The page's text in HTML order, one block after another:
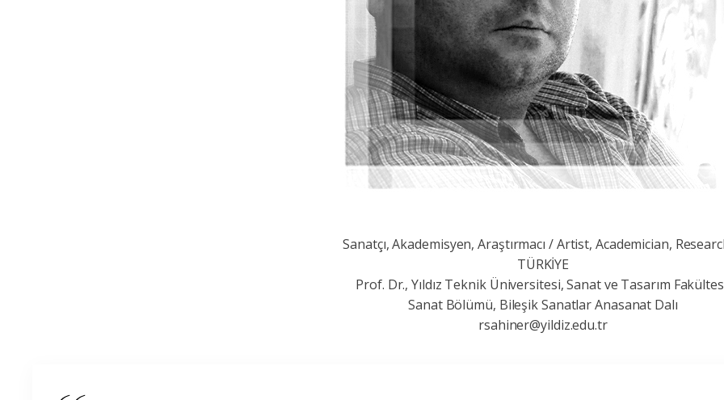
Sanatçı, Akademisyen, Araştırmacı / Artist, Academician,
TÜRKİYE
Prof. Dr., Yıldız Teknik Üniversitesi, Sanat ve Tasarım
Sanat Bölümü, Bileşik Sanatlar Anasanat Dalı
rsahiner@yildiz.edu.tr